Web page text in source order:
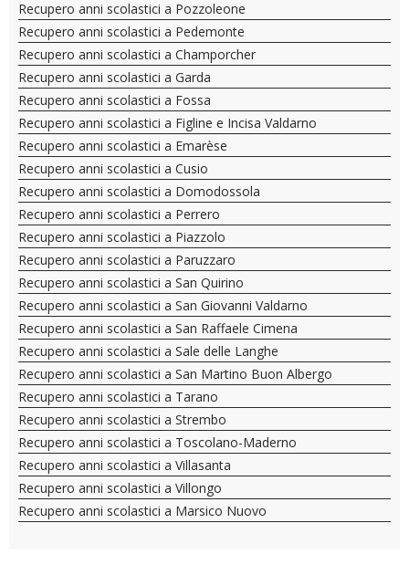
Recupero anni scolastici a Pozzoleone
Recupero anni scolastici a Pedemonte
Recupero anni scolastici a Champorcher
Recupero anni scolastici a Garda
Recupero anni scolastici a Fossa
Recupero anni scolastici a Figline e Incisa Valdarno
Recupero anni scolastici a Emarèse
Recupero anni scolastici a Cusio
Recupero anni scolastici a Domodossola
Recupero anni scolastici a Perrero
Recupero anni scolastici a Piazzolo
Recupero anni scolastici a Paruzzaro
Recupero anni scolastici a San Quirino
Recupero anni scolastici a San Giovanni Valdarno
Recupero anni scolastici a San Raffaele Cimena
Recupero anni scolastici a Sale delle Langhe
Recupero anni scolastici a San Martino Buon Albergo
Recupero anni scolastici a Tarano
Recupero anni scolastici a Strembo
Recupero anni scolastici a Toscolano-Maderno
Recupero anni scolastici a Villasanta
Recupero anni scolastici a Villongo
Recupero anni scolastici a Marsico Nuovo